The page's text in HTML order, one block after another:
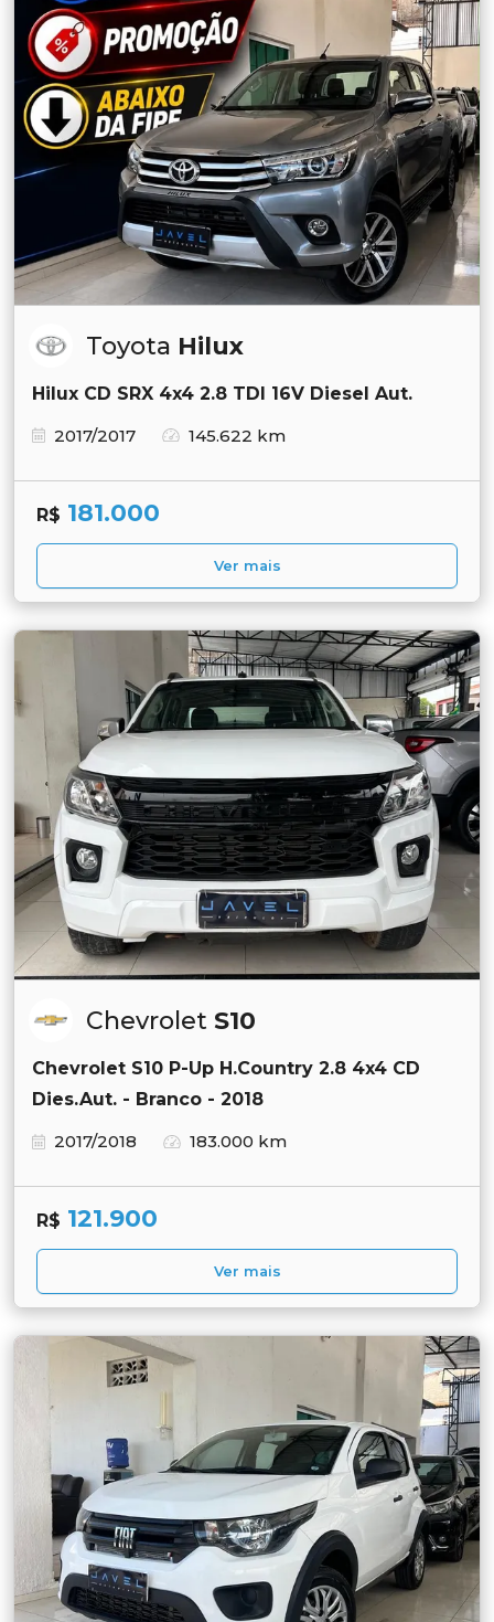
Toyota Hilux
Hilux CD SRX 4x4 2.8 TDI 16V Diesel Aut.
2017/2017
145.622 km
R$ 181.000
Ver mais
Chevrolet S10
Chevrolet S10 P-Up H.Country 2.8 4x4 CD
Dies.Aut. - Branco - 2018
2017/2018
183.000 km
R$ 121.900
Ver mais